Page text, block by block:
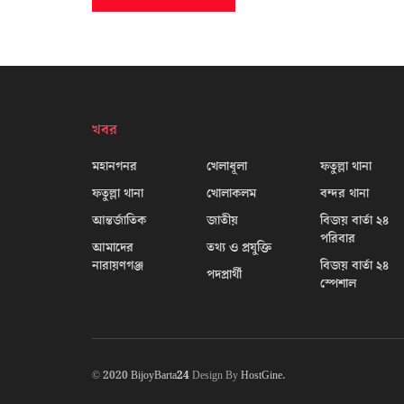
খবর
মহানগনর
ফতুল্লা থানা
আন্তর্জাতিক
আমাদের
নারায়ণগঞ্জ
খেলাধূলা
খোলাকলম
জাতীয়
তথ্য ও প্রযুক্তি
পদপ্রার্থী
ফতুল্লা থানা
বন্দর থানা
বিজয় বার্তা ২৪
পরিবার
বিজয় বার্তা ২৪
স্পেশাল
© 2020BijoyBarta24Design ByHostGine.